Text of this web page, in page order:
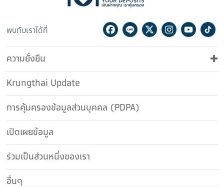
พบกับเราได้ที่ Facebook
LineTwitterInstagram
ความยั่งยืน
Krungthai Update
การคุ้มครองข้อมูลส่วนบุคคล (PDPA)
เปิดเผยข้อมูล
ร่วมเป็นส่วนหนึ่งของเรา
อื่นๆ